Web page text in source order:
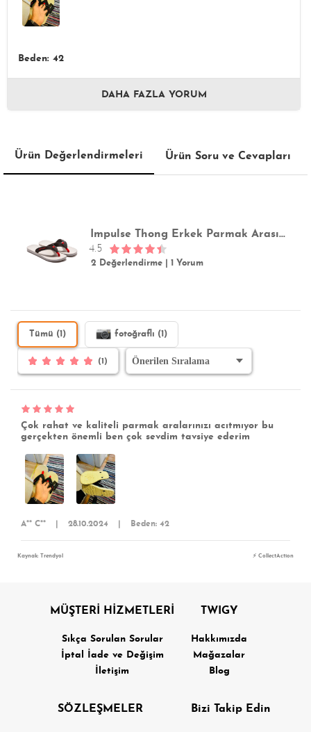
Beden: 42
DAHA FAZLA YORUM
Ürün Değerlendirmeleri Ürün Soru ve Cevapları
Impulse Thong Erkek Parmak Arası Terlik Beyaz 39/46
4.5
2 Değerlendirme 1 Yorum
Tümü (1) fotoğraflı (1)
(1)
Çok rahat ve kaliteli parmak aralarınızı acıtmıyor bu
gerçekten önemli ben çok sevdim tavsiye ederim
A** C** 28.10.2024 Beden: 42
Kaynak: Trendyol ⚡ CollectAction
MÜŞTERİ HİZMETLERİ
Sıkça Sorulan Sorular
İptal İade ve Değişim
İletişim
TWIGY
Hakkımızda
Mağazalar
Blog
SÖZLEŞMELER Bizi Takip Edin